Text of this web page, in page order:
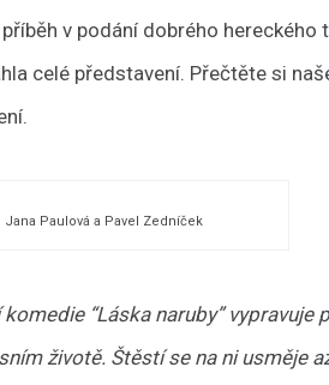
v podání dobrého
celé představení. Přečtěte si
Jana Paulová a Pavel Zedníček
“Láska naruby”
životě. Štěstí se na ni usměje